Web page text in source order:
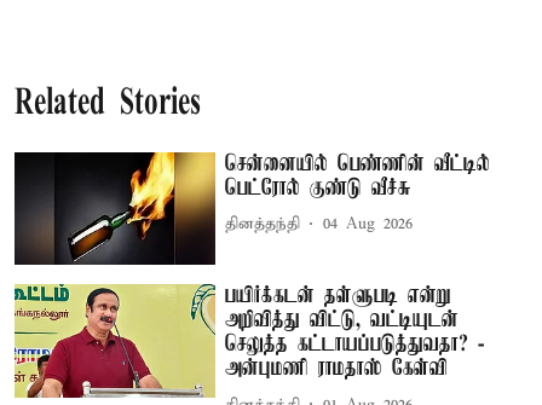
Related Stories
சென்னையில் பெண்ணின் வீட்டில்
பெட்ரோல் குண்டு வீச்சு
தினத்தந்தி 04 Aug 2026
பயிர்க்கடன் தள்ளுபடி என்று
அறிவித்து விட்டு, வட்டியுடன்
செலுத்த கட்டாயப்படுத்துவதா? -
அன்புமணி ராமதாஸ் கேள்வி